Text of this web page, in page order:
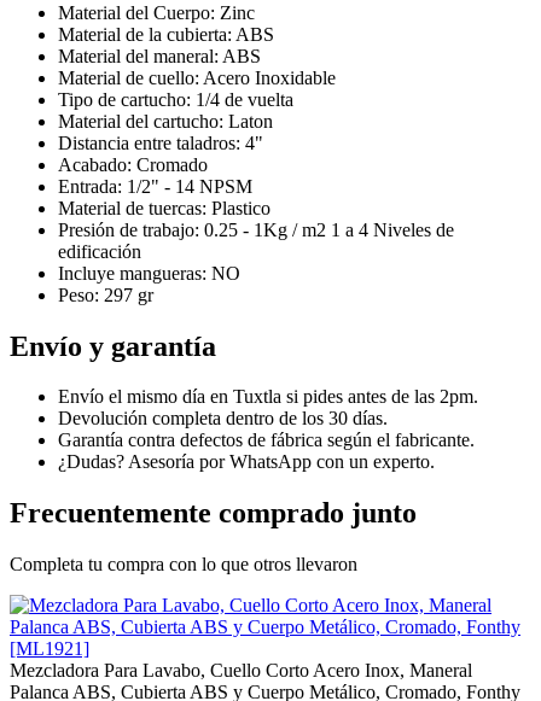
Material del Cuerpo: Zinc
Material de la cubierta: ABS
Material del maneral: ABS
Material de cuello: Acero Inoxidable
Tipo de cartucho: 1/4 de vuelta
Material del cartucho: Laton
Distancia entre taladros: 4"
Acabado: Cromado
Entrada: 1/2" - 14 NPSM
Material de tuercas: Plastico
Presión de trabajo: 0.25 - 1Kg / m2 1 a 4 Niveles de
edificación
Incluye mangueras: NO
Peso: 297 gr
Envío y garantía
Envío el mismo día en Tuxtla si pides antes de las 2pm.
Devolución completa dentro de los 30 días.
Garantía contra defectos de fábrica según el fabricante.
¿Dudas? Asesoría por WhatsApp con un experto.
Frecuentemente comprado junto
Completa tu compra con lo que otros llevaron
Mezcladora Para Lavabo, Cuello Corto Acero Inox, Maneral
Palanca ABS, Cubierta ABS y Cuerpo Metálico, Cromado, Fonthy